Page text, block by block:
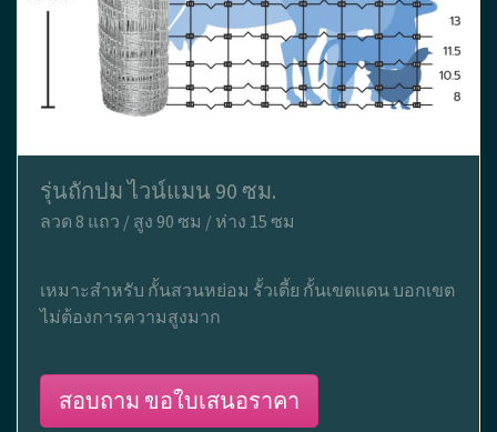
รุ่นถักปม ไวน์แมน 90 ซม.
ลวด 8 แถว / สูง 90 ซม / ห่าง 15 ซม
เหมาะสำหรับ กั้นสวนหย่อม รั้วเตี้ย กั้นเขตแดน บอกเขต
ไม่ต้องการความสูงมาก
สอบถาม ขอใบเสนอราคา